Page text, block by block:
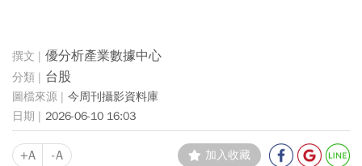
優分析產業數據中心
台股
今周刊攝影資料庫
2026-06-10 16:03
+A -A 加入收藏